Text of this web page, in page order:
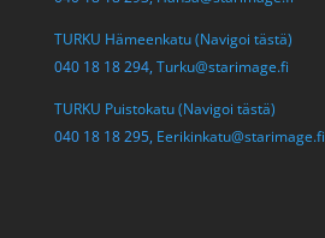
TURKU Hämeenkatu (Navigoi tästä)
040 18 18 294, Turku@starimage.fi
TURKU Puistokatu (Navigoi tästä)
040 18 18 295, Eerikinkatu@starimage.fi